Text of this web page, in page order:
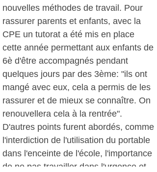
nouvelles méthodes de travail. Pour
rassurer parents et enfants, avec la
CPE un tutorat a été mis en place
cette année permettant aux enfants de
6è d'être accompagnés pendant
quelques jours par des 3ème: "ils ont
mangé avec eux, cela a permis de les
rassurer et de mieux se connaître. On
renouvellera cela à la rentrée".
D'autres points furent abordés, comme
l'interdiction de l'utilisation du portable
dans l'enceinte de l'école, l'importance
de ne pas travailler dans l'urgence et